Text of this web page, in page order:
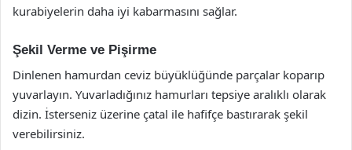
kurabiyelerin daha iyi kabarmasını sağlar.
Şekil Verme ve Pişirme
Dinlenen hamurdan ceviz büyüklüğünde parçalar koparıp
yuvarlayın. Yuvarladığınız hamurları tepsiye aralıklı olarak
dizin. İsterseniz üzerine çatal ile hafifçe bastırarak şekil
verebilirsiniz.